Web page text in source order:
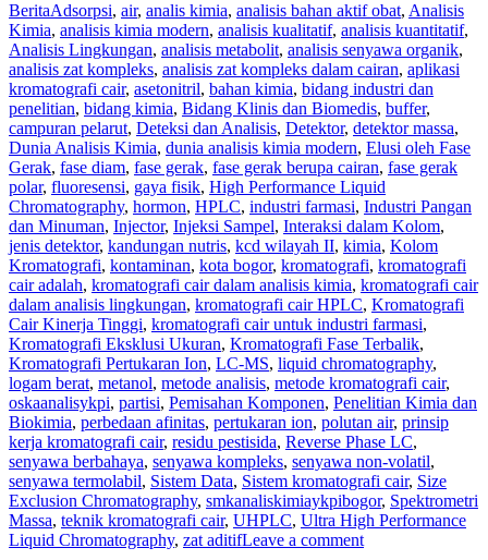
BeritaAdsorpsi, air, analis kimia, analisis bahan aktif obat, Analisis
Kimia, analisis kimia modern, analisis kualitatif, analisis kuantitatif,
Analisis Lingkungan, analisis metabolit, analisis senyawa organik,
analisis zat kompleks, analisis zat kompleks dalam cairan, aplikasi
kromatografi cair, asetonitril, bahan kimia, bidang industri dan
penelitian, bidang kimia, Bidang Klinis dan Biomedis, buffer,
campuran pelarut, Deteksi dan Analisis, Detektor, detektor massa,
Dunia Analisis Kimia, dunia analisis kimia modern, Elusi oleh Fase
Gerak, fase diam, fase gerak, fase gerak berupa cairan, fase gerak
polar, fluoresensi, gaya fisik, High Performance Liquid
Chromatography, hormon, HPLC, industri farmasi, Industri Pangan
dan Minuman, Injector, Injeksi Sampel, Interaksi dalam Kolom,
jenis detektor, kandungan nutris, kcd wilayah II, kimia, Kolom
Kromatografi, kontaminan, kota bogor, kromatografi, kromatografi
cair adalah, kromatografi cair dalam analisis kimia, kromatografi cair
dalam analisis lingkungan, kromatografi cair HPLC, Kromatografi
Cair Kinerja Tinggi, kromatografi cair untuk industri farmasi,
Kromatografi Eksklusi Ukuran, Kromatografi Fase Terbalik,
Kromatografi Pertukaran Ion, LC-MS, liquid chromatography,
logam berat, metanol, metode analisis, metode kromatografi cair,
oskaanalisykpi, partisi, Pemisahan Komponen, Penelitian Kimia dan
Biokimia, perbedaan afinitas, pertukaran ion, polutan air, prinsip
kerja kromatografi cair, residu pestisida, Reverse Phase LC,
senyawa berbahaya, senyawa kompleks, senyawa non-volatil,
senyawa termolabil, Sistem Data, Sistem kromatografi cair, Size
Exclusion Chromatography, smkanaliskimiaykpibogor, Spektrometri
Massa, teknik kromatografi cair, UHPLC, Ultra High Performance
Liquid Chromatography, zat aditifLeave a comment